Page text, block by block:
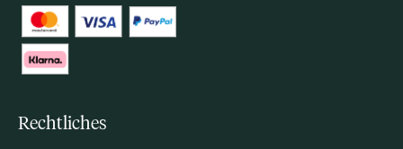
Rechtliches